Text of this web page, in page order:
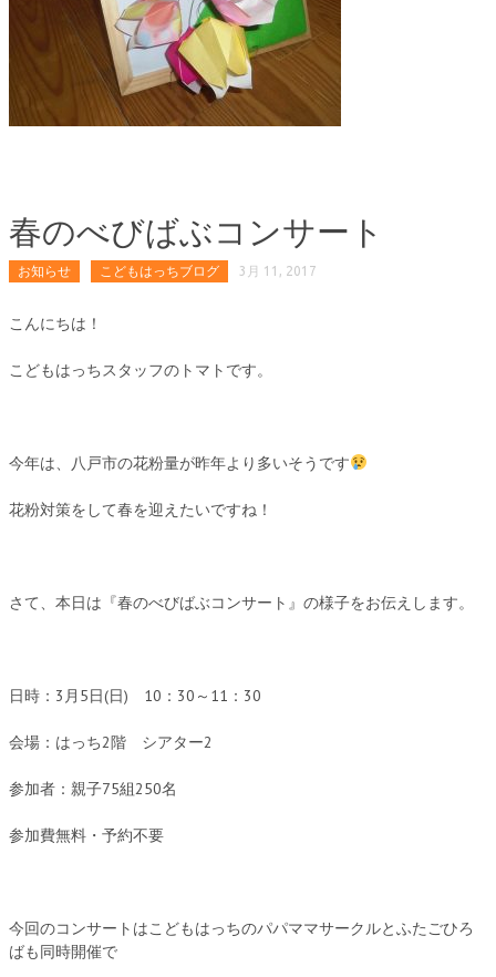
春のべびばぶコンサート
お知らせ こどもはっちブログ 3月 11, 2017
こんにちは！
こどもはっちスタッフのトマトです。
今年は、八戸市の花粉量が昨年より多いそうです
花粉対策をして春を迎えたいですね！
さて、本日は『春のべびばぶコンサート』の様子をお伝えします。
日時：3月5日(日) 10：30～11：30
会場：はっち2階 シアター2
参加者：親子75組250名
参加費無料・予約不要
今回のコンサートはこどもはっちのパパママサークルとふたごひろ
ばも同時開催で